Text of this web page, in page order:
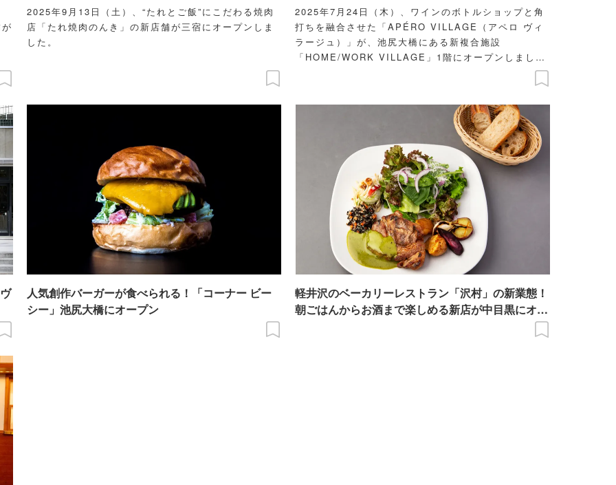
2025年9月13日（土）、“たれとご飯”にこだわる焼肉
店「たれ焼肉のんき」の新店舗が三宿にオープンしま
した。
2025年7月24日（木）、ワインのボトルショップと角
打ちを融合させた「APÉRO VILLAGE（アペロ ヴィ
ラージュ）」が、池尻大橋にある新複合施設
「HOME/WORK VILLAGE」1階にオープンしまし
人気創作バーガーが食べられる！「コーナー ビー
シー」池尻大橋にオープン
軽井沢のベーカリーレストラン「沢村」の新業態！
朝ごはんからお酒まで楽しめる新店が中目黒にオー